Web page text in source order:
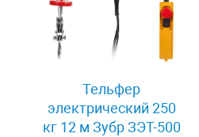
Тельфер
электрический 250
кг 12 м Зубр ЗЭТ-500